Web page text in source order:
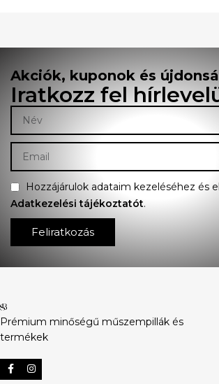
Akciók, kuponok és
Iratkozz fel
Hozzájárulok adataim kezeléséhez és
Adatkezelési tájékoztatót.
Feliratkozás
Prémium minőségű műszempillák és
termékek